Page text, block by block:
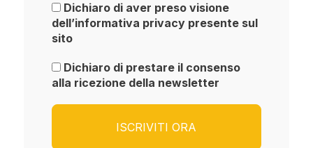
Dichiaro di aver preso visione
dell’informativa privacy presente sul
sito
Dichiaro di prestare il consenso
alla ricezione della newsletter